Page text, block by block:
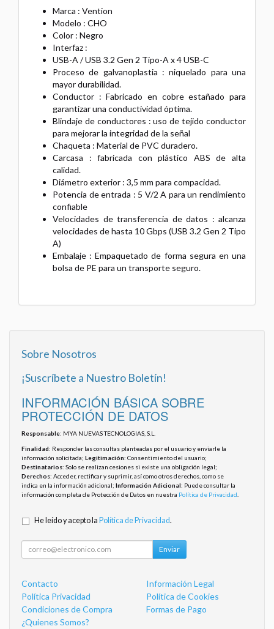
Marca : Vention
Modelo : CHO
Color : Negro
Interfaz :
USB-A / USB 3.2 Gen 2 Tipo-A x 4USB-C
Proceso de galvanoplastia : niquelado para una
mayor durabilidad.
Conductor : Fabricado en cobre estañado para
garantizar una conductividad óptima.
Blindaje de conductores : uso de tejido conductor
para mejorar la integridad de la señal
Chaqueta : Material de PVC duradero.
Carcasa : fabricada con plástico ABS de alta
calidad.
Diámetro exterior : 3,5 mm para compacidad.
Potencia de entrada : 5 V/2 A para un rendimiento
confiable
Velocidades de transferencia de datos : alcanza
velocidades de hasta 10 Gbps (USB 3.2 Gen 2 Tipo
A)
Embalaje : Empaquetado de forma segura en una
bolsa de PE para un transporte seguro.
Sobre Nosotros
¡Suscríbete a Nuestro Boletín!
INFORMACIÓN BÁSICA SOBRE
PROTECCIÓN DE DATOS
Responsable: MYA NUEVAS TECNOLOGIAS, S.L.
Finalidad: Responder las consultas planteadas por el usuario y enviarle la
información solicitada; Legitimación: Consentimiento del usuario;
Destinatarios: Solo se realizan cesiones si existe una obligación legal;
Derechos: Acceder, rectificar y suprimir, así como otros derechos, como se
indica en la información adicional; Información Adicional: Puede consultar la
información completa de Protección de Datos en nuestra Política de Privacidad
He leído y acepto la Política de Privacidad.
Enviar
Contacto
Información Legal
Política Privacidad
Política de Cookies
Condiciones de Compra
Formas de Pago
¿Quienes Somos?